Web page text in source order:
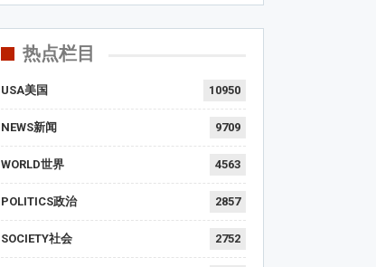
热点栏目
USA美国 10950
NEWS新闻 9709
WORLD世界 4563
POLITICS政治 2857
SOCIETY社会 2752